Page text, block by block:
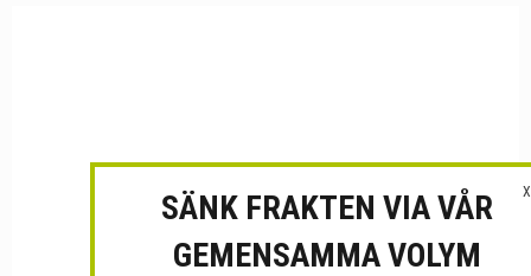
X
SÄNK FRAKTEN VIA VÅR
GEMENSAMMA VOLYM